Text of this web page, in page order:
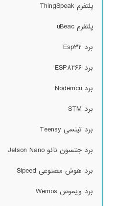
پلتفرم ThingSpeak
پلتفرم uBeac
برد Esp32
برد ESP8266
برد Nodemcu
برد STM
برد تینسی Teensy
برد جتسون نانو Jetson Nano
برد هوش مصنوعی Sipeed
برد ویموس Wemos